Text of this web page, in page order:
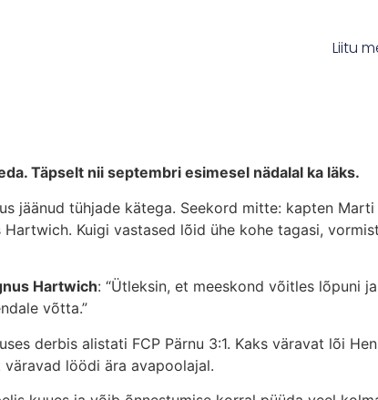
Liitu
Täpselt nii septembri esimesel nädalal ka läks.
jäänud tühjade kätega. Seekord mitte: kapten
Kuigi vastased lõid ühe kohe tagasi,
Hartwich: “Ütleksin, et meeskond võitles lõpuni
võtta.”
derbis alistati FCP Pärnu 3:1. Kaks väravat lõi
väravad löödi ära avapoolajal.